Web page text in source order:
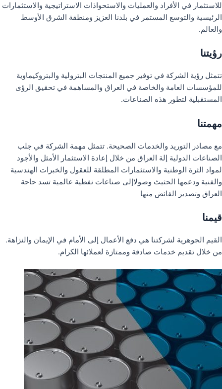
للاستثمار في الأفراد والعمليات والاستحواذات الاستراتيجية والاستثمارات
الرئيسية والتوسع المستمر في بلدنا العزيز ومنطقة الشرق الأوسط
والعالم.
رؤيتنا
تتمثل رؤية الشركة في توفير جميع المنتجات البترولية والبتروكيماوية
للمؤسسات العامة والخاصة في العراق والمساهمة في تحقيق الرؤى
المستقبلية لتطور هذه الصناعات.
مهمتنا
مع مصادر التوريد والخدمات الصحيحة. تتمثل مهمة الشركة في جلب
الصناعات الدولية إلة العراق من خلال إعادة الاستثمار الأمثل والأجود
لمواد الثرة الوطنية والاستثمارات المطلقة للعقول والخبرات الهندسية
والفنية ودعمها الحثيث وصولاإلى صناعات نفطية عالمية تسد حاجة
العراق وتصدير الفائض منها
قيمنا
القيم الجوهرية لشركتنا هي دفع الأعمال إلى الأمام في الإيمان والنزاهة.
من خلال تقديم خدمات صادقة وممتازة لعملائها الكرام.